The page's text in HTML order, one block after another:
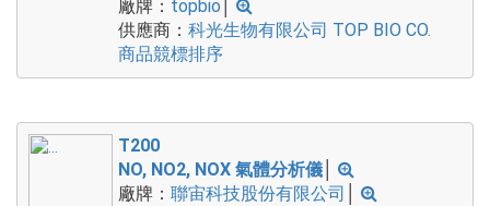
廠牌： topbio
供應商： 科光生物有限公司 TOP BIO CO.
商品競標排序
T200
NO, NO2, NOX 氣體分析儀
廠牌： 聯宙科技股份有限公司